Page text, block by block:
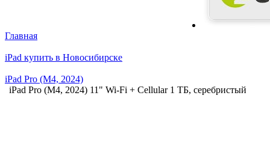
Главная
iPad купить в Новосибирске
iPad Pro (M4, 2024)
iPad Pro (M4, 2024) 11" Wi-Fi + Cellular 1 ТБ, серебристый